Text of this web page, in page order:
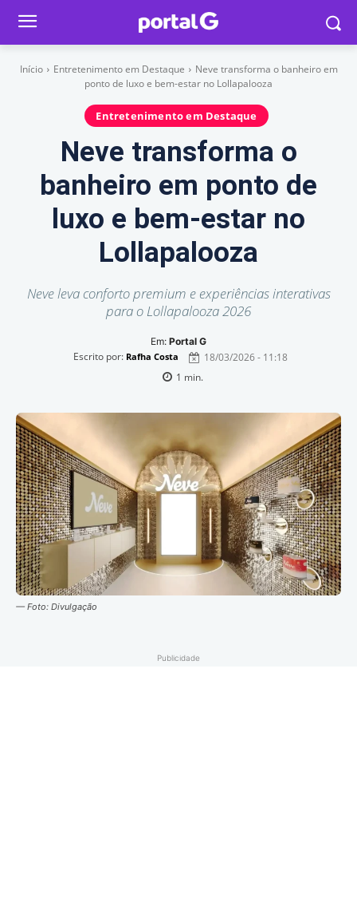
Início Entretenimento em Destaque
Neve transforma o banheiro em
ponto de luxo e bem-estar no Lollapalooza
Entretenimento em Destaque
Neve transforma o
banheiro em ponto de
luxo e bem-estar no
Lollapalooza
Neve leva conforto premium e experiências interativas
para o Lollapalooza 2026
Em: Portal G
Escrito por: Rafha Costa
18/03/2026 - 11:18
1 min.
— Foto: Divulgação
Publicidade